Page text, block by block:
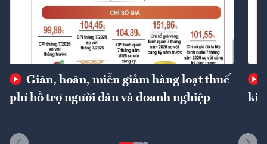
Giãn, hoãn, miễn giảm hàng loạt thuế
phí hỗ trợ người dân và doanh nghiệp